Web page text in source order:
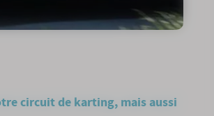
circuit de karting, mais aussi